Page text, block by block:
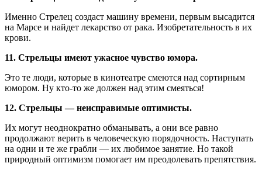
Именно Стрелец создаст машину времени, первым высадится
на Марсе и найдет лекарство от рака. Изобретательность в их
крови.
11. Стрельцы имеют ужасное чувство юмора.
Это те люди, которые в кинотеатре смеются над сортирным
юмором. Ну кто-то же должен над этим смеяться!
12. Стрельцы — неисправимые оптимисты.
Их могут неоднократно обманывать, а они все равно
продолжают верить в человеческую порядочность. Наступать
на одни и те же грабли — их любимое занятие. Но такой
природный оптимизм помогает им преодолевать препятствия.